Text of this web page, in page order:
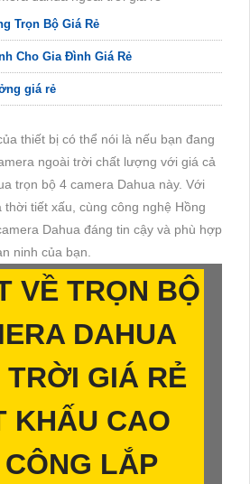
Trọn Bộ Giá Rẻ
Cho Gia Đình Giá Rẻ
giá rẻ
thiết bị có thể nói là nếu bạn đang
ngoài trời chất lượng với giá cả
trọn bộ 4 camera Dahua này. Với
tiết xấu, cùng công nghệ Hồng
Dahua đáng tin cậy và phù hợp
ninh của bạn.
VỀ TRỌN BỘ
DAHUA
TRỜI GIÁ RẺ
KHẤU CAO
LẮP